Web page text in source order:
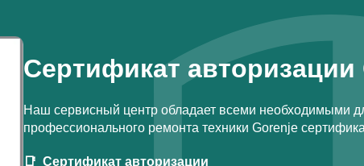
Сертификат
Наш сервисный центр обладает всеми необходимыми
профессионального ремонта техники Gorenje
Сертификат авторизации